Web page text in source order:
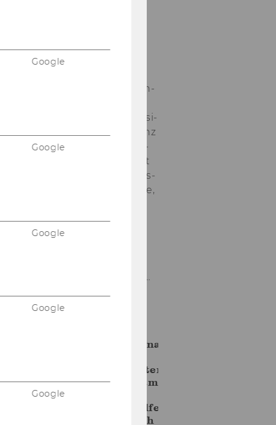
Lehr­stuhl­in­
der Uni­ver­si­
tät Kon­stanz
für öf­fent­li­
ches Recht
und Rechts­
phi­lo­so­phie,
trag zum
Worte? Zu…
Fachseminar
Behindertenrechtskonvention
gemeinsam
Lebenshilfe
Österreich
Google
Google
Google
Google
Google